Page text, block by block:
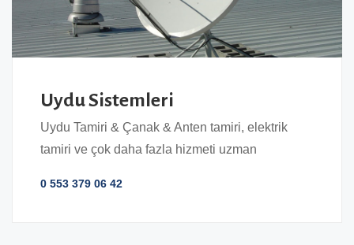
Uydu Sistemleri
Uydu Tamiri & Çanak & Anten tamiri, elektrik
tamiri ve çok daha fazla hizmeti uzman
0 553 379 06 42